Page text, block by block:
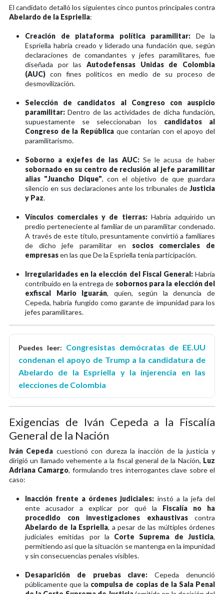
El candidato detalló los siguientes cinco puntos principales contra
Abelardo de la Espriella:
Creación de plataforma política paramilitar: De la
Espriella habría creado y liderado una fundación que, según
declaraciones de comandantes y jefes paramilitares, fue
diseñada por las Autodefensas Unidas de Colombia
(AUC) con fines políticos en medio de su proceso de
desmovilización.
Selección de candidatos al Congreso con auspicio
paramilitar: Dentro de las actividades de dicha fundación,
supuestamente se seleccionaban los candidatos al
Congreso de la República que contarían con el apoyo del
paramilitarismo.
Soborno a exjefes de las AUC:Se le acusa de haber
sobornado en su centro de reclusión al jefe paramilitar
alias "Juancho Dique", con el objetivo de que guardara
silencio en sus declaraciones ante los tribunales de Justicia
y Paz.
Vínculos comerciales y de tierras:Habría adquirido un
predio perteneciente al familiar de un paramilitar condenado.
A través de este título, presuntamente convirtió a familiares
de dicho jefe paramilitar en socios comerciales de
empresasen las que De la Espriella tenía participación.
Irregularidades en la elección del Fiscal General:Habría
contribuido en la entrega de sobornos para la elección del
exfiscal Mario Iguarán, quien, según la denuncia de
Cepeda, habría fungido como garante de impunidad para los
jefes paramilitares.
Puedes leer: Congresistas demócratas de EE.UU
condenan el apoyo de Trump a la candidatura de
Abelardo de la Espriella y la injerencia en las
elecciones de Colombia
Exigencias de Iván Cepeda a la Fiscalía
General de la Nación
Iván Cepeda cuestionó con dureza la inacción de la justicia y
dirigió un llamado vehemente a la fiscal general de la Nación, Luz
Adriana Camargo, formulando tres interrogantes clave sobre el
caso:
Inacción frente a órdenes judiciales: instó a la jefa del
ente acusador a explicar por qué la Fiscalía no ha
procedido con investigaciones exhaustivascontra
Abelardo de la Espriella, a pesar de las múltiples órdenes
judiciales emitidas por la Corte Suprema de Justicia,
permitiendo así que la situación se mantenga en la impunidad
y sin consecuencias penales visibles.
Desaparición de pruebas clave: Cepeda denunció
públicamente que la compulsa de copias de la Sala Penal